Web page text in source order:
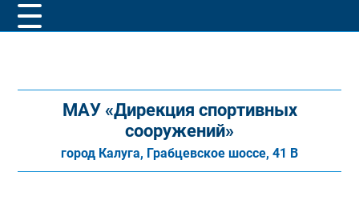
МАУ «Дирекция спортивных
сооружений»
город Калуга, Грабцевское шоссе, 41 В